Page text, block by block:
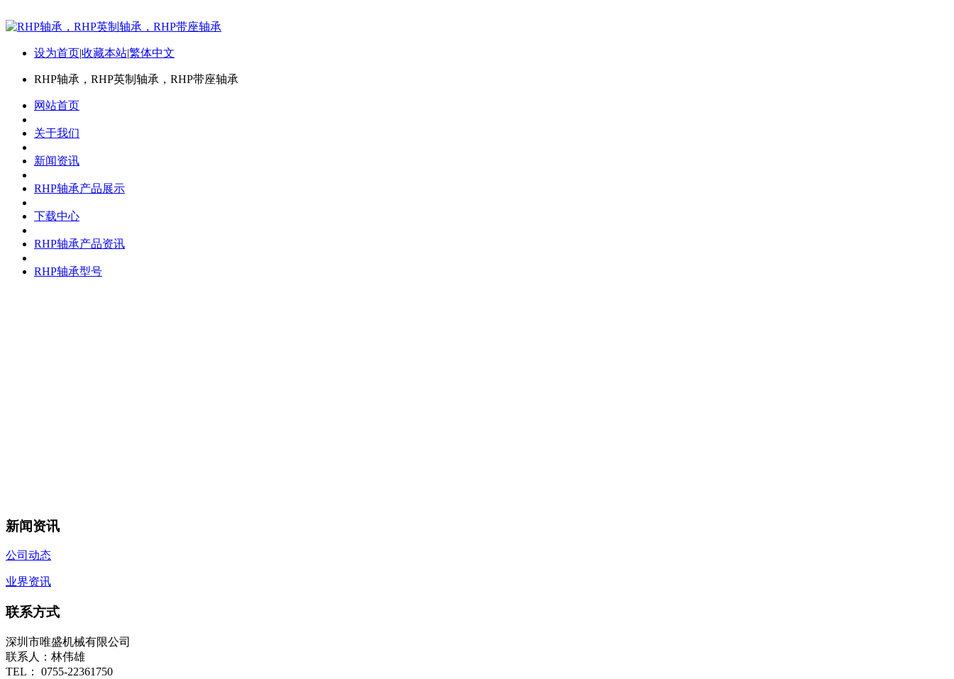
设为首页|收藏本站|繁体中文
RHP轴承，RHP英制轴承，RHP带座轴承
网站首页
关于我们
新闻资讯
RHP轴承产品展示
下载中心
RHP轴承产品资讯
RHP轴承型号
新闻资讯
公司动态
业界资讯
联系方式
深圳市唯盛机械有限公司
联系人：林伟雄
TEL： 0755-22361750